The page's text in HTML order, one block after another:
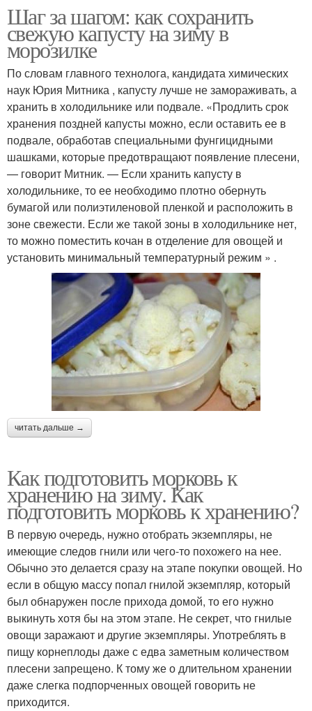
Шаг за шагом: как сохранить
свежую капусту на зиму в
морозилке
По словам главного технолога, кандидата химических
наук Юрия Митника , капусту лучше не замораживать, а
хранить в холодильнике или подвале. «Продлить срок
хранения поздней капусты можно, если оставить ее в
подвале, обработав специальными фунгицидными
шашками, которые предотвращают появление плесени,
— говорит Митник. — Если хранить капусту в
холодильнике, то ее необходимо плотно обернуть
бумагой или полиэтиленовой пленкой и расположить в
зоне свежести. Если же такой зоны в холодильнике нет,
то можно поместить кочан в отделение для овощей и
установить минимальный температурный режим » .
читать дальше →
Как подготовить морковь к
хранению на зиму. Как
подготовить морковь к хранению?
В первую очередь, нужно отобрать экземпляры, не
имеющие следов гнили или чего-то похожего на нее.
Обычно это делается сразу на этапе покупки овощей. Но
если в общую массу попал гнилой экземпляр, который
был обнаружен после прихода домой, то его нужно
выкинуть хотя бы на этом этапе. Не секрет, что гнилые
овощи заражают и другие экземпляры. Употреблять в
пищу корнеплоды даже с едва заметным количеством
плесени запрещено. К тому же о длительном хранении
даже слегка подпорченных овощей говорить не
приходится.